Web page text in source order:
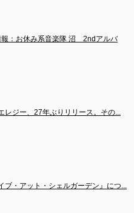
報：お休み系音楽隊 沼　2ndアルバ
レジー、27年ぶりリリース。その...
ブ・アット・シェルガーデン』につ...